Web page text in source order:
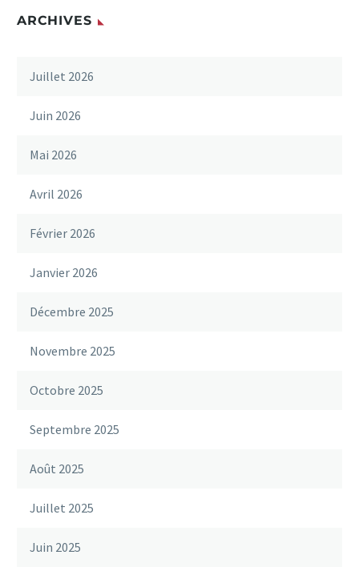
ARCHIVES
Juillet 2026
Juin 2026
Mai 2026
Avril 2026
Février 2026
Janvier 2026
Décembre 2025
Novembre 2025
Octobre 2025
Septembre 2025
Août 2025
Juillet 2025
Juin 2025